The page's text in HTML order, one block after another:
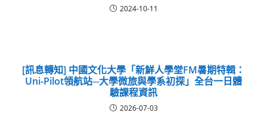
2024-10-11
[訊息轉知] 中國文化大學「新鮮人學堂FM暑期特輯：
Uni-Pilot領航站─大學微旅與學系初探」全台一日體
驗課程資訊
2026-07-03